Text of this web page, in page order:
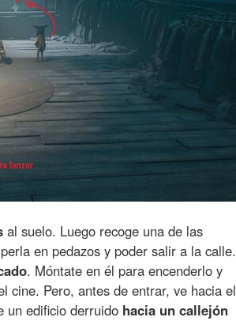
al suelo. Luego recoge una de las
en pedazos y poder salir a la calle.
. Móntate en él para encenderlo y
cine. Pero, antes de entrar, ve hacia el
un edificio derruido hacia un callejón